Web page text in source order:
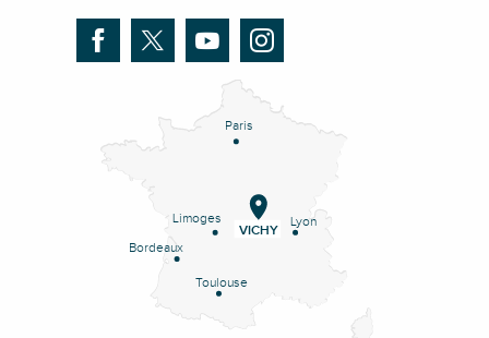
Paris
Lyon
Limoges
Bordeaux
Toulouse
VICHY